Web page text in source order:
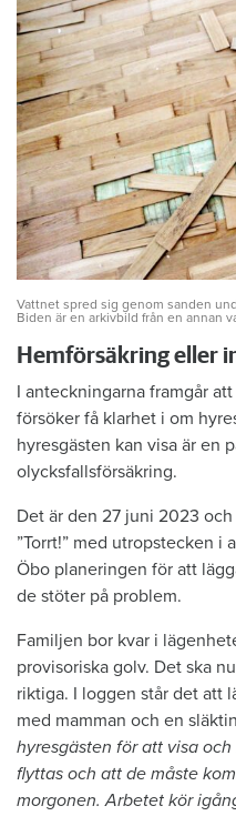
Vattnet spred sig genom sanden
Biden är en arkivbild från en annan
Hemförsäkring eller
I anteckningarna framgår
försöker få klarhet i om
hyresgästen kan visa är en
olycksfallsförsäkring.
Det är den 27 juni 2023
”Torrt!” med utropstecken i
Öbo planeringen för att
de stöter på problem.
Familjen bor kvar i
provisoriska golv. Det ska
riktiga. I loggen står det att
med mamman och en
hyresgästen för att visa
flyttas och att de måste
morgonen. Arbetet kör